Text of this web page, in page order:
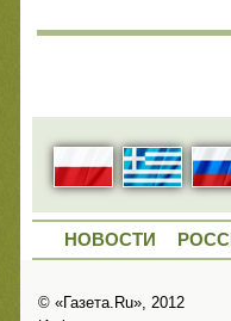
НОВОСТИ
© «Газета.Ru», 2012